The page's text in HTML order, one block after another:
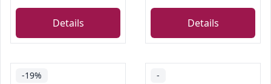
Details Details
-19% -